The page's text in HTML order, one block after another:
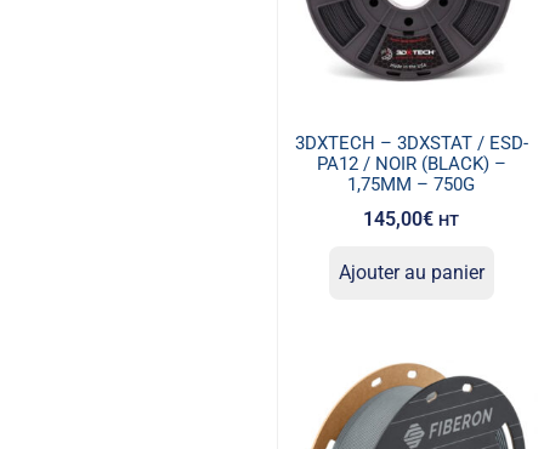
3DXTECH – 3DXSTAT / ESD-
PA12 / NOIR (BLACK) –
1,75MM – 750G
145,00€ HT
Ajouter au panier